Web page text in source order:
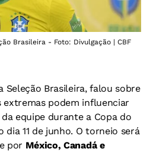
Brasileira - Foto: Divulgação | CBF
Seleção Brasileira, falou sobre
podem influenciar
equipe durante a Copa do
dia 11 de junho. O torneio será
por México, Canadá e